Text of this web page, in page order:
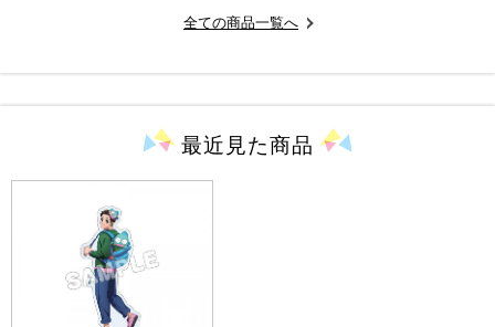
全ての商品一覧へ
最近見た商品